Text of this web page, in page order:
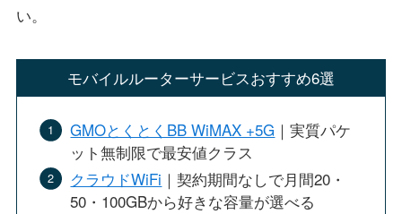
い。
モバイルルーターサービスおすすめ6選
GMOとくとくBB WiMAX +5G ｜実質パケ
ット無制限で最安値クラス
クラウドWiFi ｜契約期間なしで月間20・
50・100GBから好きな容量が選べる